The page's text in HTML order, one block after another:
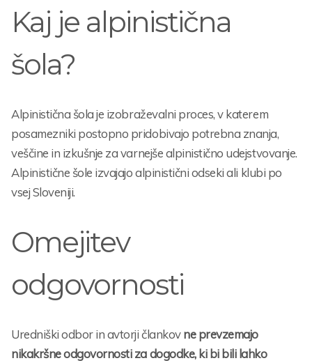
Kaj je alpinistična
šola?
Alpinistična šola je izobraževalni proces, v katerem
posamezniki postopno pridobivajo potrebna znanja,
veščine in izkušnje za varnejše alpinistično udejstvovanje.
Alpinistične šole izvajajo alpinistični odseki ali klubi po
vsej Sloveniji.
Omejitev
odgovornosti
Uredniški odbor in avtorji člankovne prevzemajo
nikakršne odgovornosti za dogodke, ki bi bili lahko